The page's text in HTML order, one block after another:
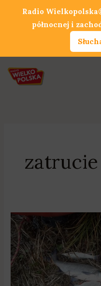
Ruszył
proces
ws.
zatrucia
rzeki
Warty
Radio
północnej i